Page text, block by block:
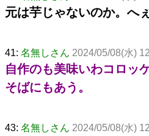
元は芋じゃないのか。へ
41: 名無しさん 2024/05/08(水)
自作のも美味いわコロッ
そばにもあう。
43: 名無しさん 2024/05/08(水)